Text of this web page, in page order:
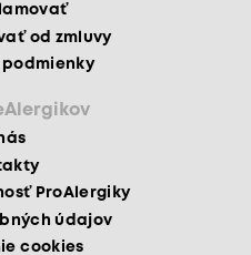
od zmluvy
ProAlergiky
údajov
cookies